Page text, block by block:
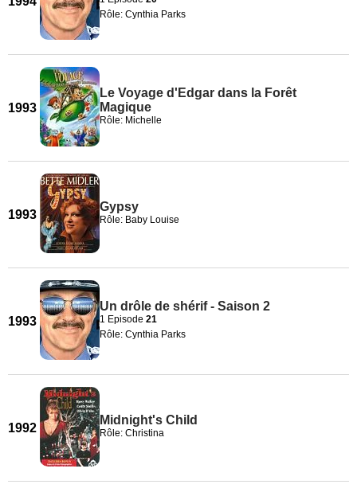
Rôle: Cynthia Parks
1993
Le Voyage d'Edgar dans la Forêt
Magique
Rôle: Michelle
1993
Gypsy
Rôle: Baby Louise
1993
Un drôle de shérif - Saison 2
1 Episode 21
Rôle: Cynthia Parks
1992
Midnight's Child
Rôle: Christina